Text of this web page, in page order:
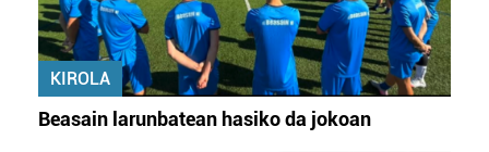
KIROLA
Beasain larunbatean hasiko da jokoan